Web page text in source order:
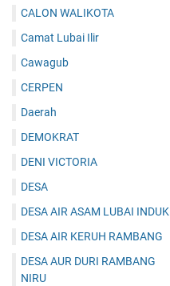
CALON WALIKOTA
Camat Lubai Ilir
Cawagub
CERPEN
Daerah
DEMOKRAT
DENI VICTORIA
DESA
DESA AIR ASAM LUBAI INDUK
DESA AIR KERUH RAMBANG
DESA AUR DURI RAMBANG
NIRU